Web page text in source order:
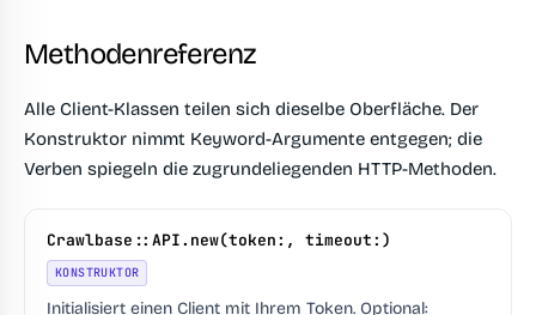
Methodenreferenz
Alle Client-Klassen teilen sich dieselbe Oberfläche. Der
Konstruktor nimmt Keyword-Argumente entgegen; die
Verben spiegeln die zugrundeliegenden HTTP-Methoden.
Crawlbase::API.new(token:, timeout:)
KONSTRUKTOR
Initialisiert einen Client mit Ihrem Token. Optional: